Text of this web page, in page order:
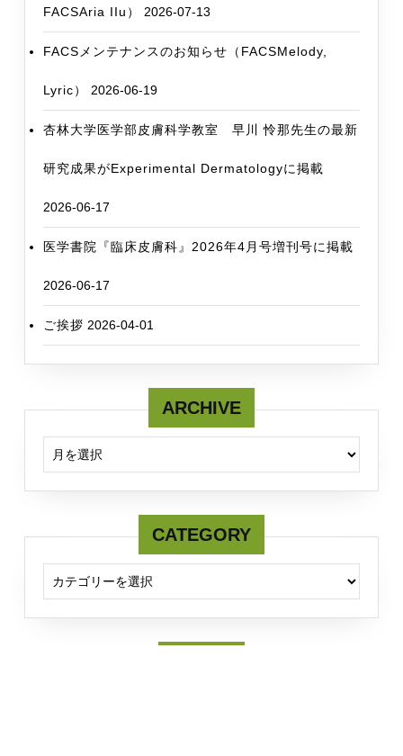
FACSAria IIu） 2026-07-13
FACSメンテナンスのお知らせ（FACSMelody,
Lyric） 2026-06-19
杏林大学医学部皮膚科学教室 早川 怜那先生の最新
研究成果がExperimental Dermatologyに掲載
2026-06-17
医学書院『臨床皮膚科』2026年4月号増刊号に掲載
2026-06-17
ご挨拶 2026-04-01
ARCHIVE
CATEGORY